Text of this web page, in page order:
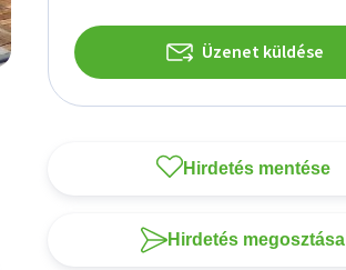
Üzenet küldése
Hirdetés mentése
Hirdetés megosztása